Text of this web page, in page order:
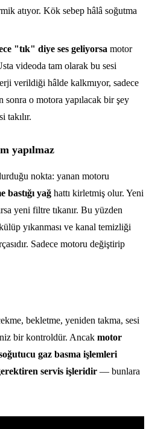
atıyor. Kök sebep hâlâ soğutma
"tık" diye ses geliyorsa motor
videoda tam olarak bu sesi
verildiği hâlde kalkmıyor, sadece
sonra o motora yapılacak bir şey
takılır.
yapılmaz
nokta: yanan motoru
bastığı yağ hattı kirletmiş olur. Yeni
yeni filtre tıkanır. Bu yüzden
yıkanması ve kanal temizliği
Sadece motoru değiştirip
bekletme, yeniden takma, sesi
bir kontroldür. Ancak motor
gaz basma işlemleri
servis işleridir — bunlara